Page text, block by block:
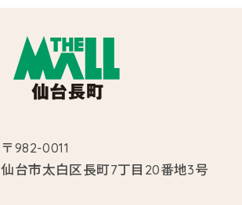
〒982-0011
仙台市太白区長町7丁目20番地3号